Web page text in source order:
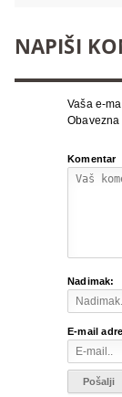
NAPIŠI
Vaša e-
Komentar
Nadimak:
E-mail